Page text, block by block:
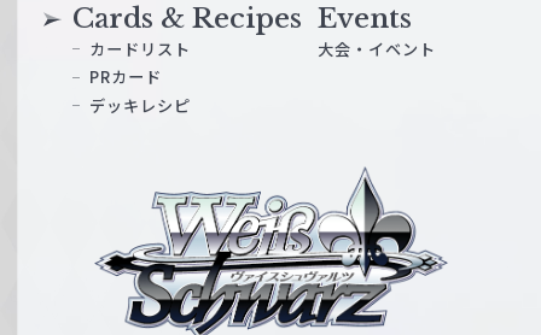
ス
Cards & Recipes
カードリスト
PRカード
デッキレシピ
Events
大会・イベント